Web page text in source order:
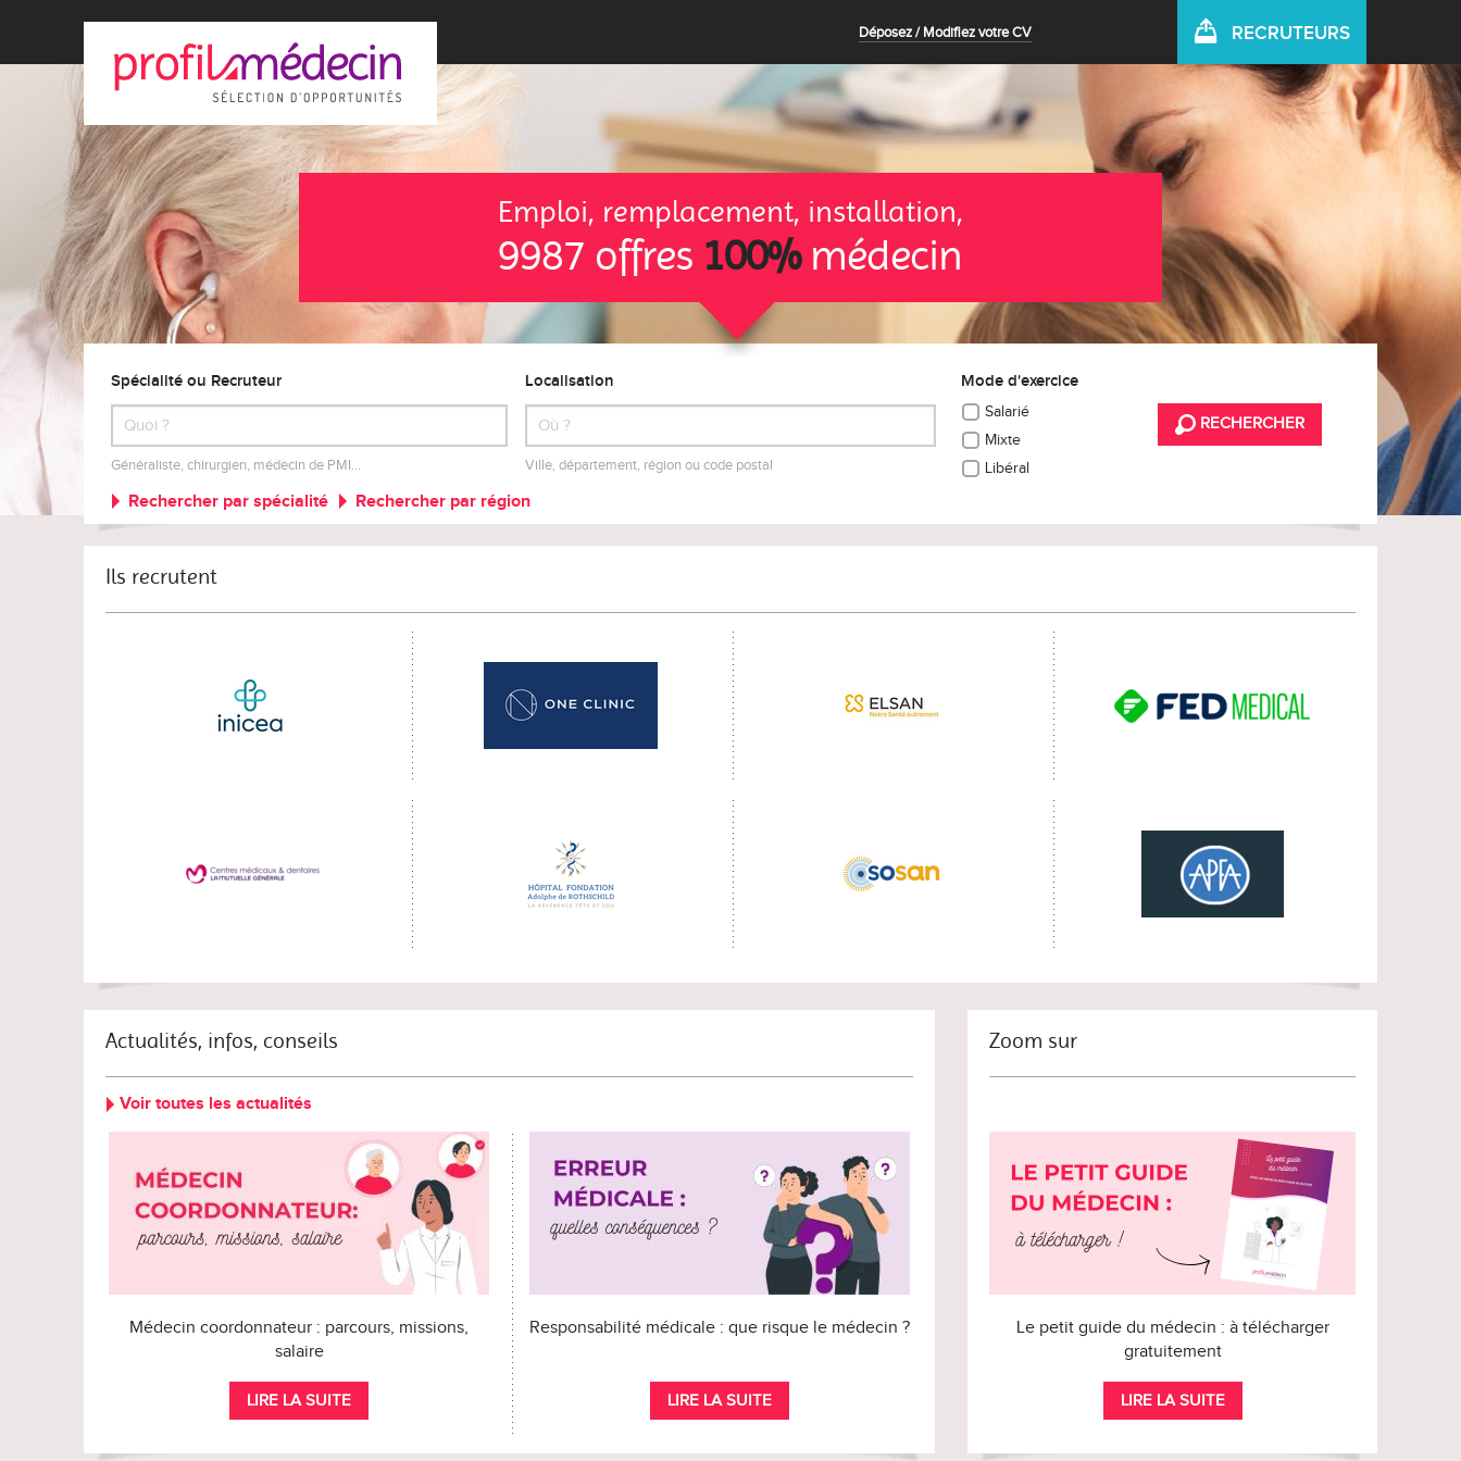
Déposez / Modifiez votre CV RECRUTEURS
Emploi, remplacement, installation,
9987 offres 100%médecin
Spécialité ou Recruteur
Généraliste, chirurgien, médecin de PMI…
Localisation
Ville, département, région ou code postal
Mode d'exercice
Salarié
Mixte
Libéral
RECHERCHER
Rechercher par spécialité Rechercher par région
Ils recrutent
Actualités, infos, conseils
Voir toutes les actualités
Médecin coordonnateur : parcours, missions,
salaire
LIRE LA SUITE
Responsabilité médicale : que risque le médecin ?
LIRE LA SUITE
Zoom sur
Le petit guide du médecin : à télécharger
gratuitement
LIRE LA SUITE